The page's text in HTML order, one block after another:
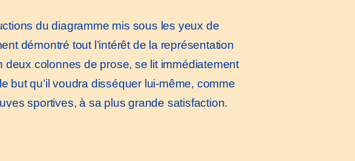
du diagramme mis sous les yeux de
démontré tout l’intérêt de la représentation
colonnes de prose, se lit immédiatement
but qu’il voudra disséquer lui-même, comme
sportives, à sa plus grande satisfaction.